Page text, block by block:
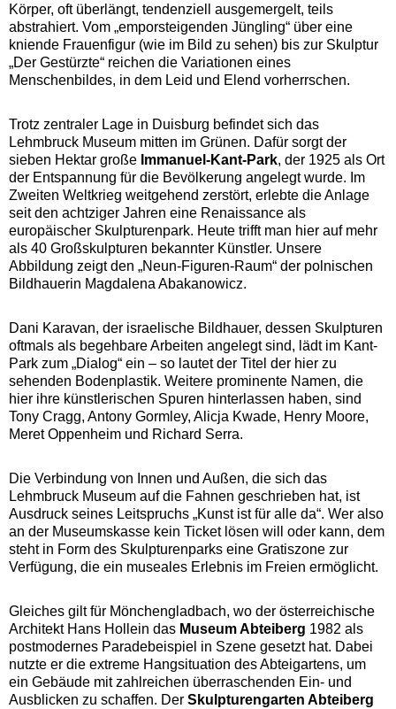
Körper, oft überlängt, tendenziell ausgemergelt, teils
abstrahiert. Vom „emporsteigenden Jüngling“ über eine
kniende Frauenfigur (wie im Bild zu sehen) bis zur Skulptur
„Der Gestürzte“ reichen die Variationen eines
Menschenbildes, in dem Leid und Elend vorherrschen.
Trotz zentraler Lage in Duisburg befindet sich das
Lehmbruck Museum mitten im Grünen. Dafür sorgt der
sieben Hektar große Immanuel-Kant-Park, der 1925 als Ort
der Entspannung für die Bevölkerung angelegt wurde. Im
Zweiten Weltkrieg weitgehend zerstört, erlebte die Anlage
seit den achtziger Jahren eine Renaissance als
europäischer Skulpturenpark. Heute trifft man hier auf mehr
als 40 Großskulpturen bekannter Künstler. Unsere
Abbildung zeigt den „Neun-Figuren-Raum“ der polnischen
Bildhauerin Magdalena Abakanowicz.
Dani Karavan, der israelische Bildhauer, dessen Skulpturen
oftmals als begehbare Arbeiten angelegt sind, lädt im Kant-
Park zum „Dialog“ ein – so lautet der Titel der hier zu
sehenden Bodenplastik. Weitere prominente Namen, die
hier ihre künstlerischen Spuren hinterlassen haben, sind
Tony Cragg, Antony Gormley, Alicja Kwade, Henry Moore,
Meret Oppenheim und Richard Serra.
Die Verbindung von Innen und Außen, die sich das
Lehmbruck Museum auf die Fahnen geschrieben hat, ist
Ausdruck seines Leitspruchs „Kunst ist für alle da“. Wer also
an der Museumskasse kein Ticket lösen will oder kann, dem
steht in Form des Skulpturenparks eine Gratiszone zur
Verfügung, die ein museales Erlebnis im Freien ermöglicht.
Gleiches gilt für Mönchengladbach, wo der österreichische
Architekt Hans Hollein das Museum Abteiberg 1982 als
postmodernes Paradebeispiel in Szene gesetzt hat. Dabei
nutzte er die extreme Hangsituation des Abteigartens, um
ein Gebäude mit zahlreichen überraschenden Ein- und
Ausblicken zu schaffen. Der Skulpturengarten Abteiberg